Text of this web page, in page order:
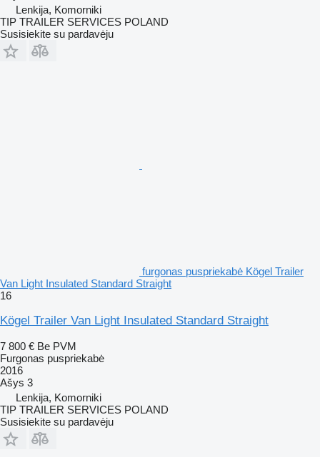
Lenkija, Komorniki
TIP TRAILER SERVICES POLAND
Susisiekite su pardavėju
furgonas puspriekabė Kögel Trailer
Van Light Insulated Standard Straight
16
Kögel Trailer Van Light Insulated Standard Straight
7 800 € Be PVM
Furgonas puspriekabė
2016
Ašys 3
Lenkija, Komorniki
TIP TRAILER SERVICES POLAND
Susisiekite su pardavėju